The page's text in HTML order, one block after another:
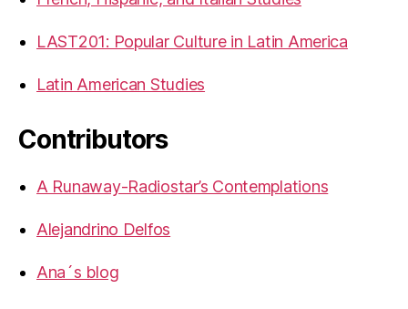
LAST201: Popular Culture in Latin America
Latin American Studies
Contributors
A Runaway-Radiostar’s Contemplations
Alejandrino Delfos
Ana´s blog